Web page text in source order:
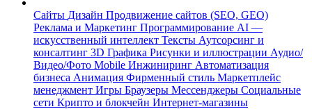
Сайты Дизайн Продвижение сайтов (SEO, GEO)
Реклама и Маркетинг Программирование AI —
искусственный интеллект Тексты Аутсорсинг и
консалтинг 3D Графика Рисунки и иллюстрации Аудио/
Видео/Фото Mobile Инжиниринг Автоматизация
бизнеса Анимация Фирменный стиль Маркетплейс
менеджмент Игры Браузеры Мессенджеры Социальные
сети Крипто и блокчейн Интернет-магазины